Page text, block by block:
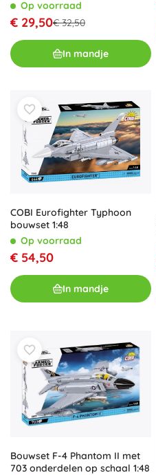
Op voorraad
€ 29,50€ 32,50
In mandje
COBI Eurofighter Typhoon
bouwset 1:48
Op voorraad
€ 54,50
In mandje
Bouwset F-4 Phantom II met
703 onderdelen op schaal 1:48